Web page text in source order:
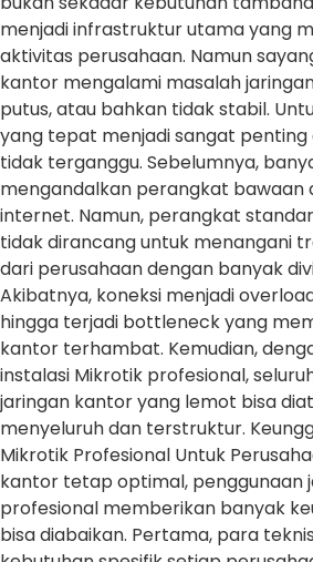
menjadi infrastruktur utama yang
aktivitas perusahaan. Namun
kantor mengalami masalah
putus, atau bahkan tidak stabil.
yang tepat menjadi sangat
tidak terganggu. Sebelumnya,
mengandalkan perangkat bawaan
internet. Namun, perangkat
tidak dirancang untuk menangani
dari perusahaan dengan banyak
Akibatnya, koneksi menjadi
hingga terjadi bottleneck yang
kantor terhambat. Kemudian,
instalasi Mikrotik profesional,
jaringan kantor yang lemot bisa
menyeluruh dan terstruktur.
Mikrotik Profesional Untuk
kantor tetap optimal, penggunaan
profesional memberikan banyak
bisa diabaikan. Pertama, para